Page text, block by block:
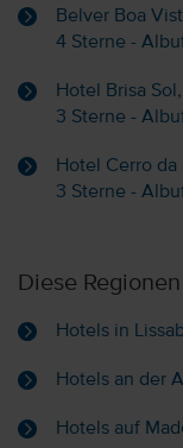
Belver Boa
4 Sterne -
Hotel Brisa Sol,
3 Sterne -
Hotel Cerro da
3 Sterne -
Diese
Hotels in
Hotels an der
Hotels auf